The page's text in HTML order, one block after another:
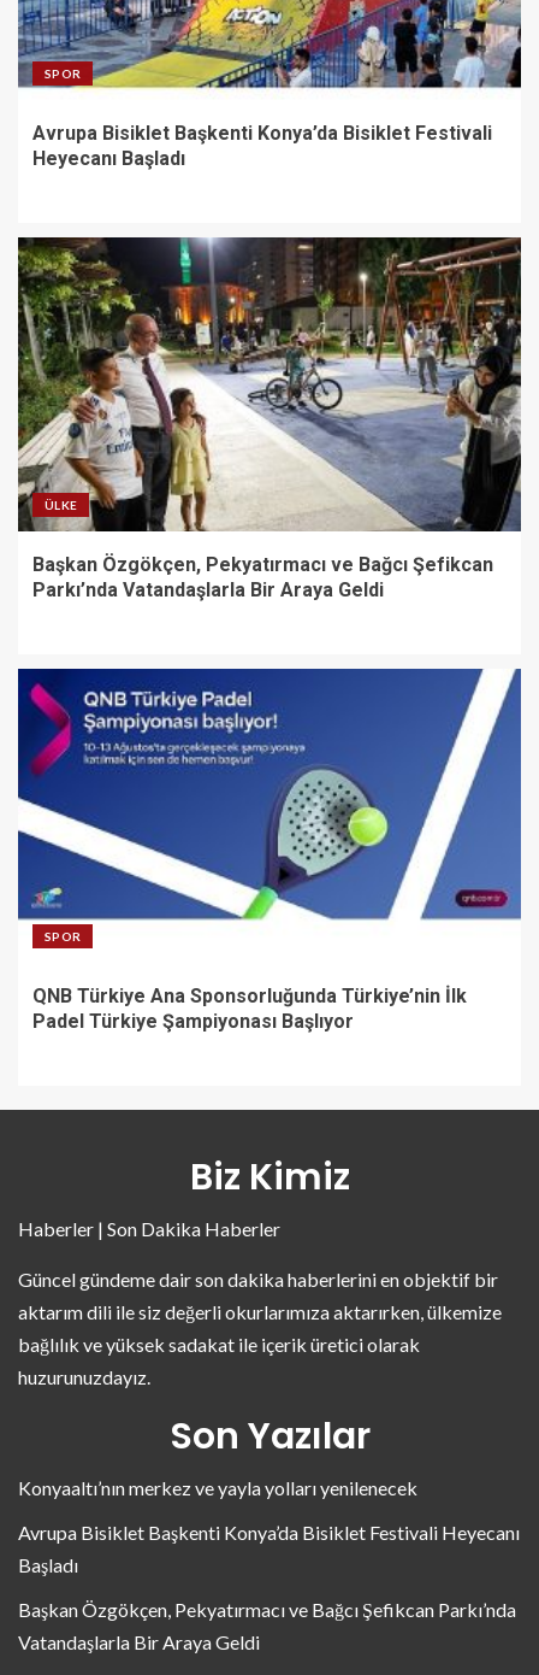
SPOR
Avrupa Bisiklet Başkenti Konya’da Bisiklet Festivali
Heyecanı Başladı
ÜLKE
Başkan Özgökçen, Pekyatırmacı ve Bağcı Şefikcan
Parkı’nda Vatandaşlarla Bir Araya Geldi
SPOR
QNB Türkiye Ana Sponsorluğunda Türkiye’nin İlk
Padel Türkiye Şampiyonası Başlıyor
Biz Kimiz
Haberler | Son Dakika Haberler
Güncel gündeme dair son dakika haberlerini en objektif bir
aktarım dili ile siz değerli okurlarımıza aktarırken, ülkemize
bağlılık ve yüksek sadakat ile içerik üretici olarak
huzurunuzdayız.
Son Yazılar
Konyaaltı’nın merkez ve yayla yolları yenilenecek
Avrupa Bisiklet Başkenti Konya’da Bisiklet Festivali Heyecanı
Başladı
Başkan Özgökçen, Pekyatırmacı ve Bağcı Şefikcan Parkı’nda
Vatandaşlarla Bir Araya Geldi